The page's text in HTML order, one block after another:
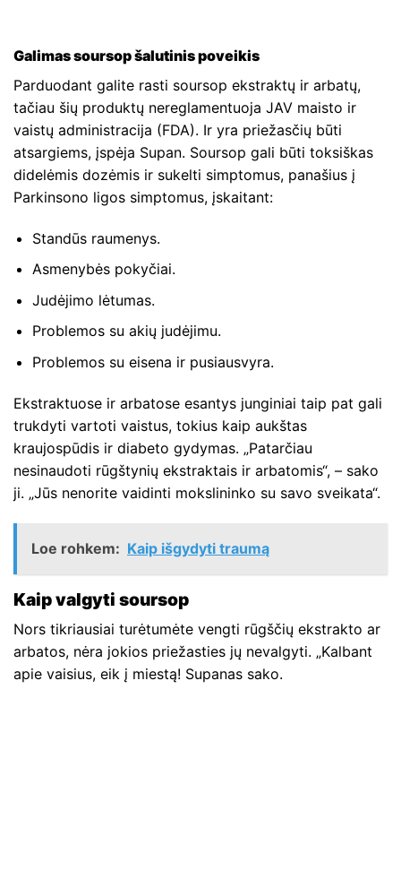
Galimas soursop šalutinis poveikis
Parduodant galite rasti soursop ekstraktų ir arbatų,
tačiau šių produktų nereglamentuoja JAV maisto ir
vaistų administracija (FDA). Ir yra priežasčių būti
atsargiems, įspėja Supan. Soursop gali būti toksiškas
didelėmis dozėmis ir sukelti simptomus, panašius į
Parkinsono ligos simptomus, įskaitant:
Standūs raumenys.
Asmenybės pokyčiai.
Judėjimo lėtumas.
Problemos su akių judėjimu.
Problemos su eisena ir pusiausvyra.
Ekstraktuose ir arbatose esantys junginiai taip pat gali
trukdyti vartoti vaistus, tokius kaip aukštas
kraujospūdis ir diabeto gydymas. „Patarčiau
nesinaudoti rūgštynių ekstraktais ir arbatomis“, – sako
ji. „Jūs nenorite vaidinti mokslininko su savo sveikata“.
Loe rohkem: Kaip išgydyti traumą
Kaip valgyti soursop
Nors tikriausiai turėtumėte vengti rūgščių ekstrakto ar
arbatos, nėra jokios priežasties jų nevalgyti. „Kalbant
apie vaisius, eik į miestą! Supanas sako.